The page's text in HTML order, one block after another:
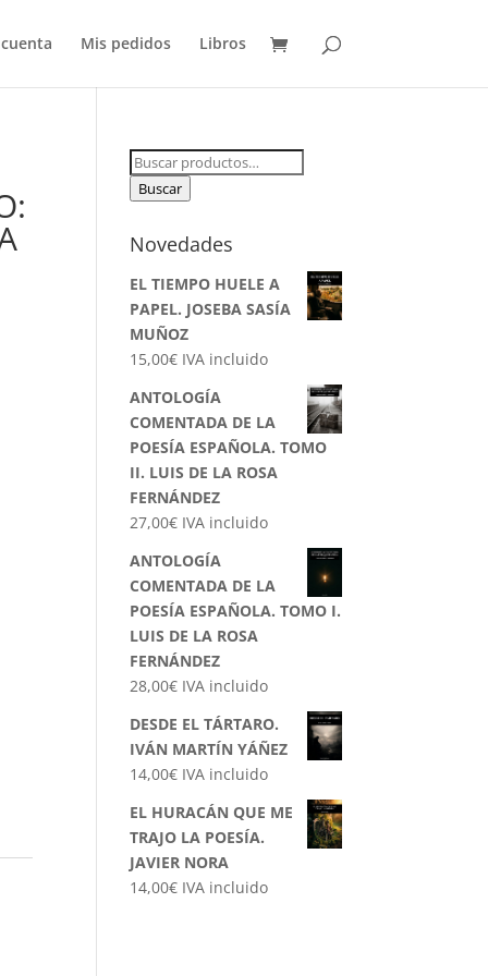
Mis pedidos Libros
Buscar
por:
Buscar
Novedades
EL TIEMPO HUELE A
PAPEL. JOSEBA SASÍA
MUÑOZ
15,00€ IVA incluido
ANTOLOGÍA
COMENTADA DE LA
POESÍA ESPAÑOLA. TOMO
II. LUIS DE LA ROSA
FERNÁNDEZ
27,00€ IVA incluido
ANTOLOGÍA
COMENTADA DE LA
POESÍA ESPAÑOLA. TOMO I.
LUIS DE LA ROSA
FERNÁNDEZ
28,00€ IVA incluido
DESDE EL TÁRTARO.
IVÁN MARTÍN YÁÑEZ
14,00€ IVA incluido
EL HURACÁN QUE ME
TRAJO LA POESÍA.
JAVIER NORA
14,00€ IVA incluido